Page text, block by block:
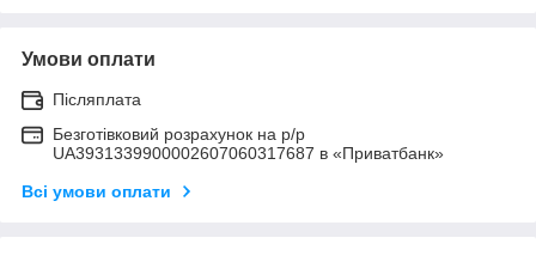
Умови оплати
Післяплата
Безготівковий розрахунок на р/р
UA3931339900002607060317687 в «Приватбанк»
Всі умови оплати